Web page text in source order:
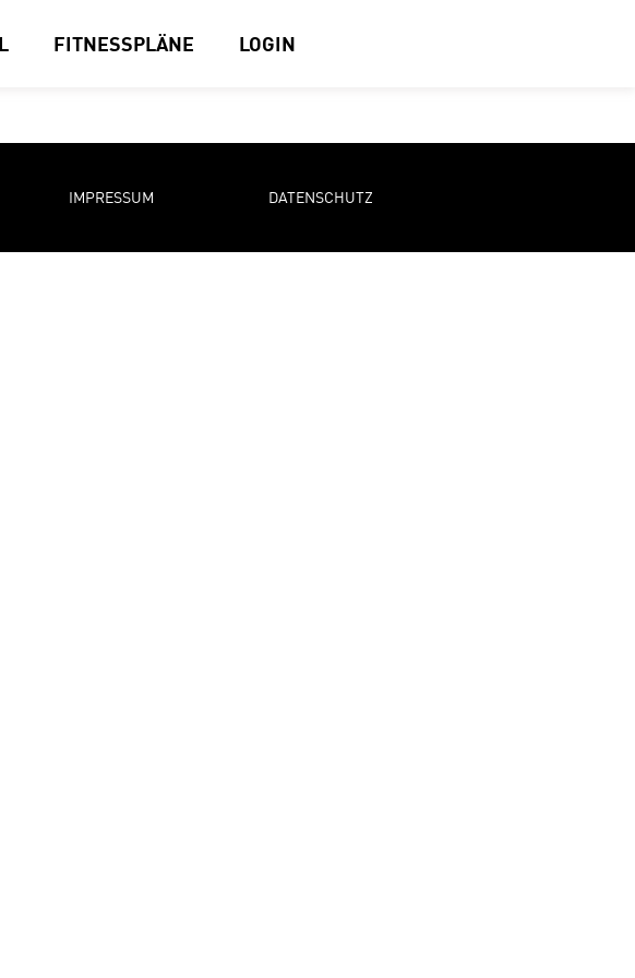
FITNESSPLÄNE LOGIN
IMPRESSUM DATENSCHUTZ